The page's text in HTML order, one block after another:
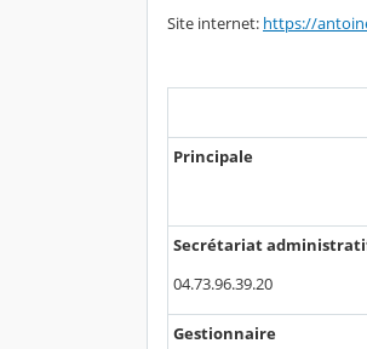
Site internet: https://
Principale
Secrétariat
04.73.96.39.20
Gestionnaire